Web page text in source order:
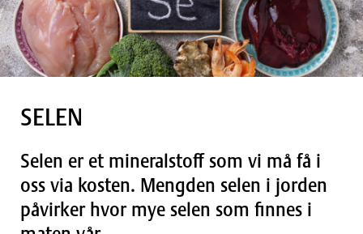
SELEN
Selen er et mineralstoff som vi må få i
oss via kosten. Mengden selen i jorden
påvirker hvor mye selen som finnes i